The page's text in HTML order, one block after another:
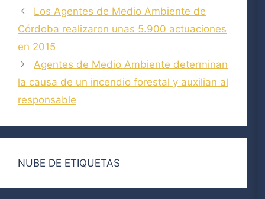
Los Agentes de Medio Ambiente de
Córdoba realizaron unas 5.900 actuaciones
en 2015
Agentes de Medio Ambiente determinan
la causa de un incendio forestal y auxilian al
responsable
NUBE DE ETIQUETAS